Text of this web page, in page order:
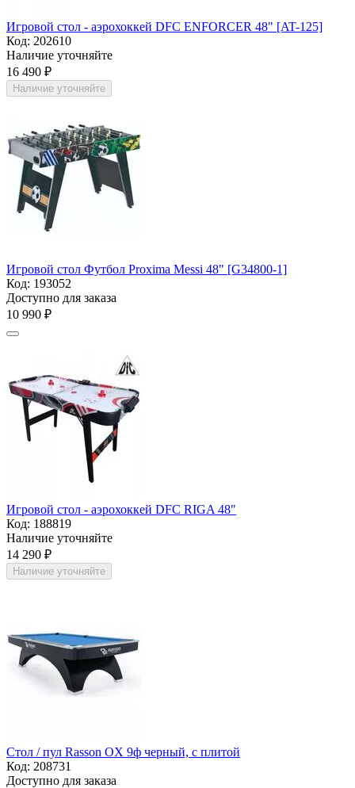
Игровой стол - аэрохоккей DFC ENFORCER 48" [AT-125]
Код: 202610
Наличие уточняйте
16 490 ₽
Наличие уточняйте
Игровой стол Футбол Proxima Messi 48" [G34800-1]
Код: 193052
Доступно для заказа
10 990 ₽
Игровой стол - аэрохоккей DFC RIGA 48"
Код: 188819
Наличие уточняйте
14 290 ₽
Наличие уточняйте
Стол / пул Rasson OX 9ф черный, с плитой
Код: 208731
Доступно для заказа